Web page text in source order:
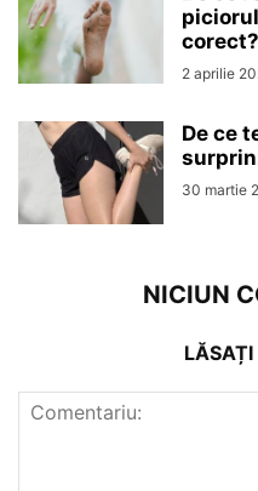
corect?
2 aprilie
De ce
30 martie
NICIUN